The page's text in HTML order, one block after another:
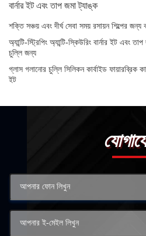
বার্নার ইট এবং তাপ জমা ট্যাঙ্ক
শক্তি সঞ্চয় এবং দীর্ঘ সেবা সময় রসায়ন শিল্পের জন্য
অ্যান্টি-স্ট্রিপিং অ্যান্টি-স্কিউরিং বার্নার ইট এবং
চুল্লি জন্য
গ্লাস গলানোর চুল্লি সিলিকন কার্বাইড ফায়ারব্রিক
ইট